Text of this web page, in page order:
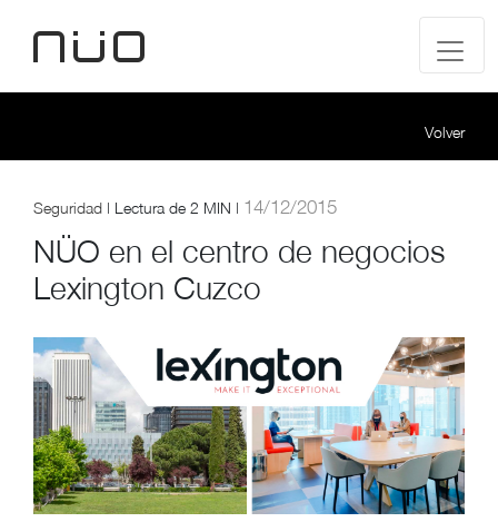
Volver
Seguridad | Lectura de 2 MIN | 14/12/2015
NÜO en el centro de negocios
Lexington Cuzco